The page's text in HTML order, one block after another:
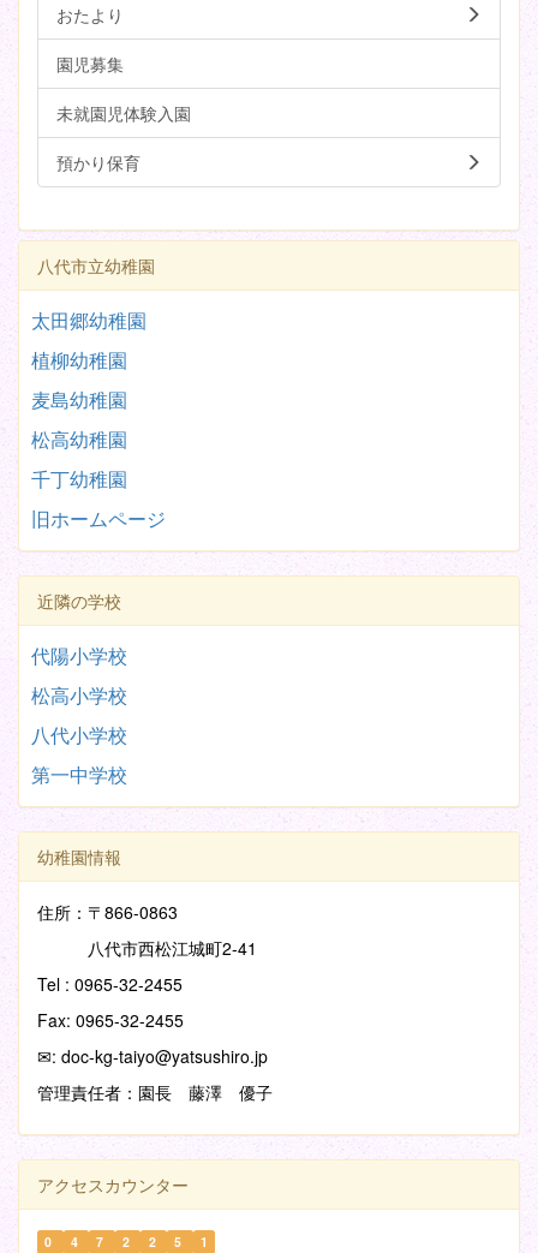
おたより
園児募集
未就園児体験入園
預かり保育
八代市立幼稚園
太田郷幼稚園
植柳幼稚園
麦島幼稚園
松高幼稚園
千丁幼稚園
旧ホームページ
近隣の学校
代陽小学校
松高小学校
八代小学校
第一中学校
幼稚園情報
住所：〒866-0863
八代市西松江城町2-41
Tel : 0965-32-2455
Fax: 0965-32-2455
✉: doc-kg-taiyo@yatsushiro.jp
管理責任者：園長 藤澤 優子
アクセスカウンター
0 4 7 2 2 5 1